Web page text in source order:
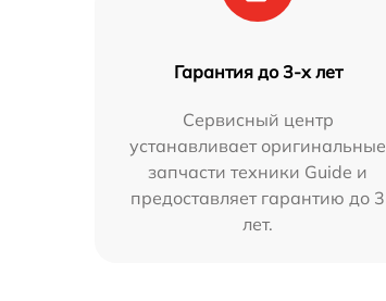
Гарантия до 3-х лет
Сервисный центр
устанавливает оригинальные
запчасти техники Guide и
предоставляет гарантию до 3
лет.